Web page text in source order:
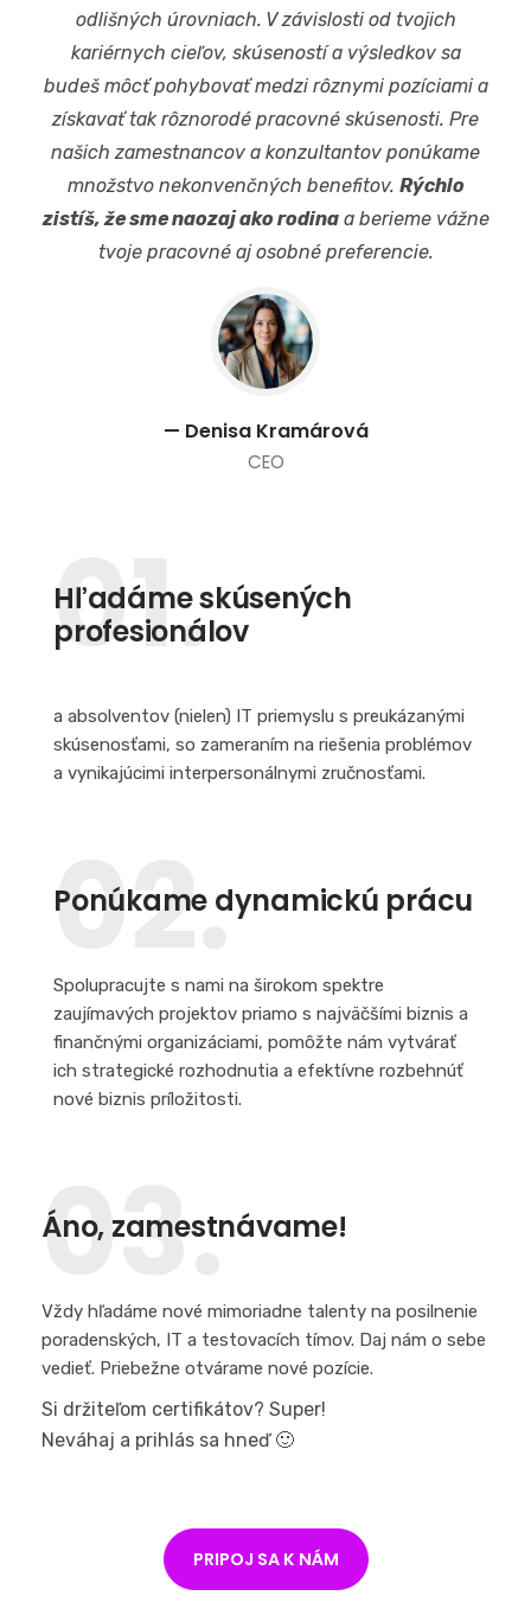
odlišných úrovniach. V závislosti od tvojich
kariérnych cieľov, skúseností a výsledkov sa
budeš môcť pohybovať medzi rôznymi pozíciami a
získavať tak rôznorodé pracovné skúsenosti. Pre
našich zamestnancov a konzultantov ponúkame
množstvo nekonvenčných benefitov. Rýchlo
zistíš, že sme naozaj ako rodinaa berieme vážne
tvoje pracovné aj osobné preferencie.
— Denisa Kramárová
CEO
01.
Hľadáme skúsených
profesionálov
a absolventov (nielen) IT priemyslu s preukázanými
skúsenosťami, so zameraním na riešenia problémov
a vynikajúcimi interpersonálnymi zručnosťami.
02.
Ponúkame dynamickú prácu
Spolupracujte s nami na širokom spektre
zaujímavých projektov priamo s najväčšími biznis a
finančnými organizáciami, pomôžte nám vytvárať
ich strategické rozhodnutia a efektívne rozbehnúť
nové biznis príložitosti.
03.
Áno, zamestnávame!
Vždy hľadáme nové mimoriadne talenty na posilnenie
poradenských, IT a testovacích tímov. Daj nám o sebe
vedieť. Priebežne otvárame nové pozície.
Si držiteľom certifikátov? Super!
Neváhaj a prihlás sa hneď 🙂
PRIPOJ SA K NÁM